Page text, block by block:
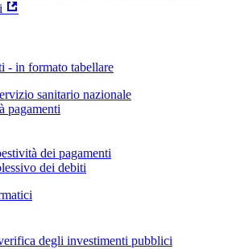
- in formato tabellare
sanitario nazionale
pagamenti
dei pagamenti
dei debiti
degli investimenti pubblici